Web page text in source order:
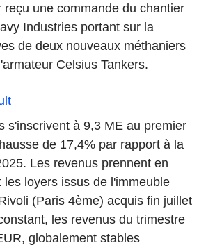
reçu une commande du chantier
Industries portant sur la
de deux nouveaux méthaniers
Celsius Tankers.
s'inscrivent à 9,3 ME au premier
de 17,4% par rapport à la
Les revenus prennent en
loyers issus de l'immeuble
(Paris 4ème) acquis fin juillet
les revenus du trimestre
globalement stables